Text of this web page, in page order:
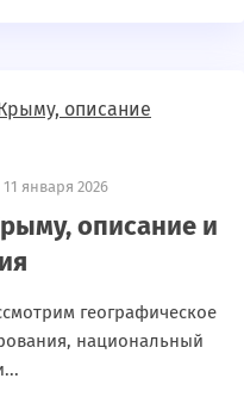
января 2026
описание и
географическое
национальный